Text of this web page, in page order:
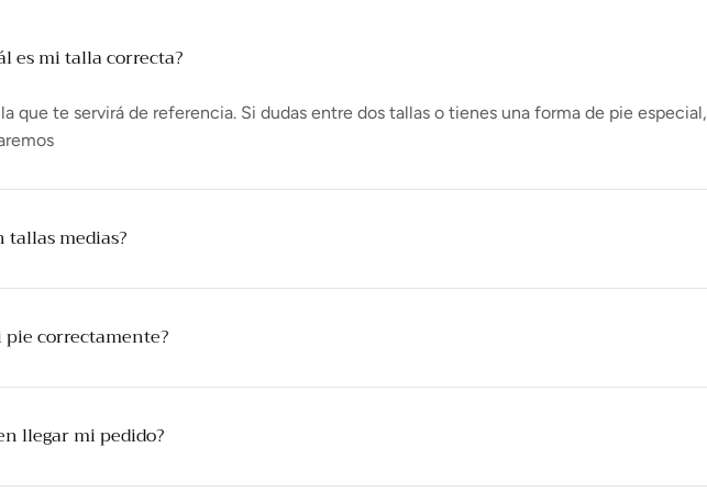
es mi talla correcta?
que te servirá de referencia. Si dudas entre dos tallas o tienes una forma de pie especial,
tallas medias?
pie correctamente?
llegar mi pedido?